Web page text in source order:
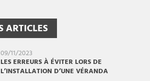
ARTICLES
09/11/2023
LES ERREURS À ÉVITER LORS DE
L’INSTALLATION D’UNE VÉRANDA